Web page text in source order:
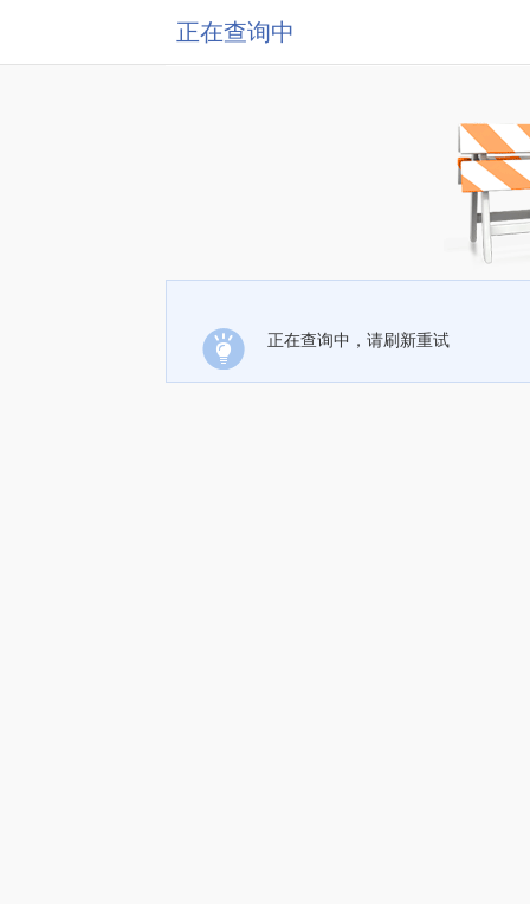
正在查询中
正在查询中，请刷新重试